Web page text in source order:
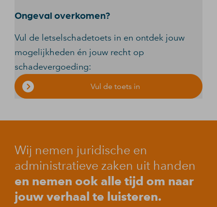
Ongeval overkomen?
Vul de letselschadetoets in en ontdek jouw
mogelijkheden én jouw recht op
schadevergoeding:
Vul de toets in
Wij nemen juridische en
administratieve zaken uit handen
en nemen ook alle tijd om naar
jouw verhaal te luisteren.